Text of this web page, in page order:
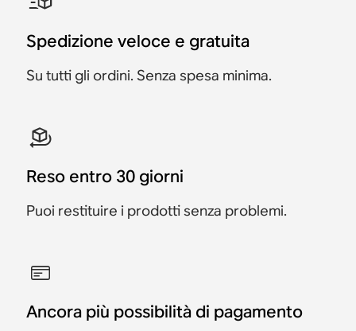
Risparmia 35 €
Risparmia 80 €
Era 100
1856 € 1956 €
3365 €
Risparmia 180 €
100
1381 € 1456 €
Risparmia 50 €
Spedizione veloce e gratuita
Su tutti gli ordini. Senza spesa minima.
Reso entro 30 giorni
Puoi restituire i prodotti senza problemi.
Ancora più possibilità di pagamento